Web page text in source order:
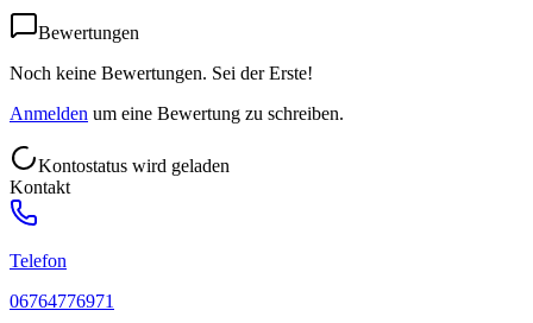
Bewertungen
Noch keine Bewertungen. Sei der Erste!
Anmelden um eine Bewertung zu schreiben.
Kontostatus wird geladen
Kontakt
Telefon
06764776971